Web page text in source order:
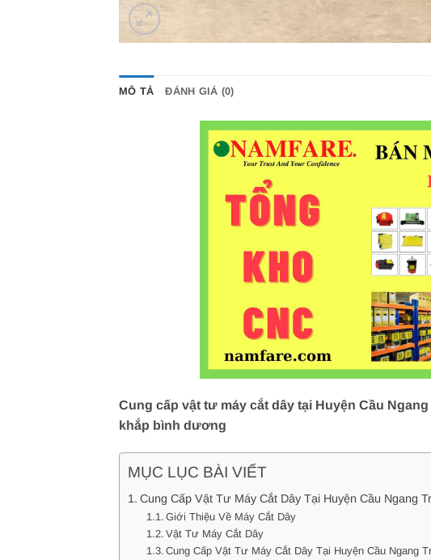
MÔ TẢ ĐÁNH GIÁ (0)
Cung cấp vật tư máy cắt dây tại Huyện Cầu
khắp bình dương
MỤC LỤC BÀI VIẾT
Cung Cấp Vật Tư Máy Cắt Dây Tại Huyện Cầu Ngang
Giới Thiệu Về Máy Cắt Dây
Vật Tư Máy Cắt Dây
Cung Cấp Vật Tư Máy Cắt Dây Tại Huyện Cầu Ngang